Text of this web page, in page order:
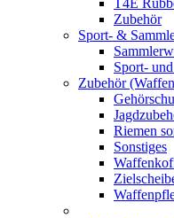
T4E
Zubehör
Sport- &
Sport-
Zubehör
Riemen
Sonstiges